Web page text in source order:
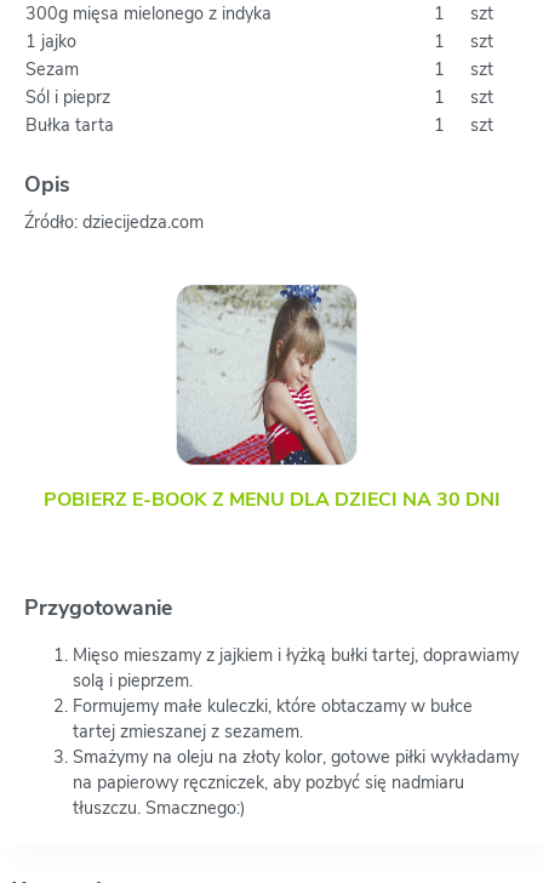
300g mięsa mielonego z indyka
1
szt
1 jajko
1
szt
Sezam
1
szt
Sól i pieprz
1
szt
Bułka tarta
1 szt
Opis
Źródło: dziecijedza.com
POBIERZ E-BOOK Z MENU DLA DZIECI NA 30 DNI
Przygotowanie
Mięso mieszamy z jajkiem i łyżką bułki tartej, doprawiamy
solą i pieprzem.
Formujemy małe kuleczki, które obtaczamy w bułce
tartej zmieszanej z sezamem.
Smażymy na oleju na złoty kolor, gotowe piłki wykładamy
na papierowy ręczniczek, aby pozbyć się nadmiaru
tłuszczu. Smacznego:)